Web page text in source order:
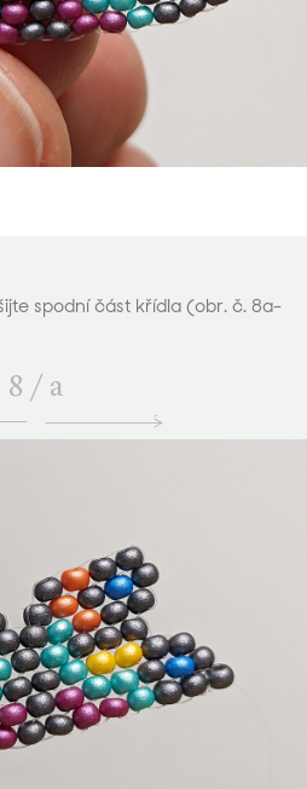
spodní část křídla (obr. č. 8a-
8 / a